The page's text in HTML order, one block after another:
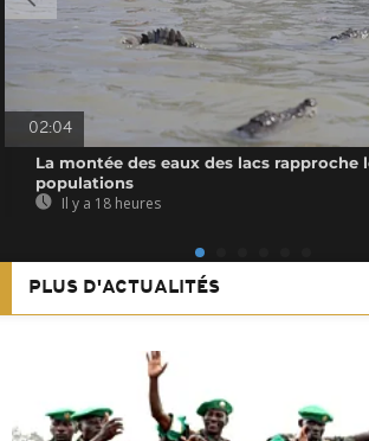
02:04
La montée des eaux des lacs rapproche
populations
Il y a 18 heures
PLUS D'ACTUALITÉS